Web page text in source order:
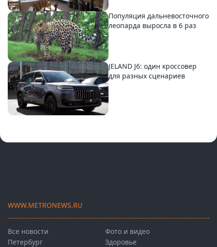
Популяция дальневосточного
леопарда выросла в 6 раз
JELAND J6: один кроссовер
для разных сценариев
WWW.METRONEWS.RU
Все новости
Петербург
Фото и видео
Здоровье